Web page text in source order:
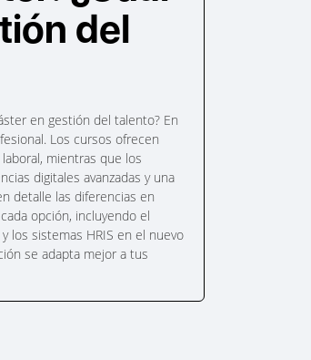
del
en gestión del talento? En
Los cursos ofrecen
mientras que los
digitales avanzadas y una
detalle las diferencias en
opción, incluyendo el
los sistemas HRIS en el nuevo
se adapta mejor a tus